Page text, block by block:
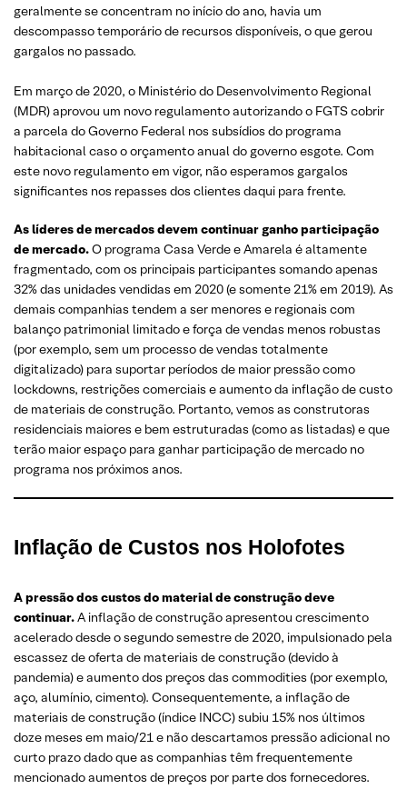
geralmente se concentram no início do ano, havia um
descompasso temporário de recursos disponíveis, o que gerou
gargalos no passado.
Em março de 2020, o Ministério do Desenvolvimento Regional
(MDR) aprovou um novo regulamento autorizando o FGTS cobrir
a parcela do Governo Federal nos subsídios do programa
habitacional caso o orçamento anual do governo esgote. Com
este novo regulamento em vigor, não esperamos gargalos
significantes nos repasses dos clientes daqui para frente.
As líderes de mercados devem continuar ganho participação
de mercado.O programa Casa Verde e Amarela é altamente
fragmentado, com os principais participantes somando apenas
32% das unidades vendidas em 2020 (e somente 21% em 2019). As
demais companhias tendem a ser menores e regionais com
balanço patrimonial limitado e força de vendas menos robustas
(por exemplo, sem um processo de vendas totalmente
digitalizado) para suportar períodos de maior pressão como
lockdowns, restrições comerciais e aumento da inflação de custo
de materiais de construção. Portanto, vemos as construtoras
residenciais maiores e bem estruturadas (como as listadas) e que
terão maior espaço para ganhar participação de mercado no
programa nos próximos anos.
Inflação de Custos nos Holofotes
A pressão dos custos do material de construção deve
continuar.A inflação de construção apresentou crescimento
acelerado desde o segundo semestre de 2020, impulsionado pela
escassez de oferta de materiais de construção (devido à
pandemia) e aumento dos preços das commodities (por exemplo,
aço, alumínio, cimento). Consequentemente, a inflação de
materiais de construção (índice INCC) subiu 15% nos últimos
doze meses em maio/21 e não descartamos pressão adicional no
curto prazo dado que as companhias têm frequentemente
mencionado aumentos de preços por parte dos fornecedores.